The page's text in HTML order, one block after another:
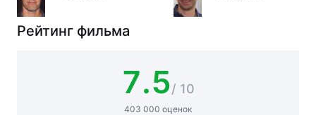
Рейтинг фильма
7.5/ 10
403 000 оценок